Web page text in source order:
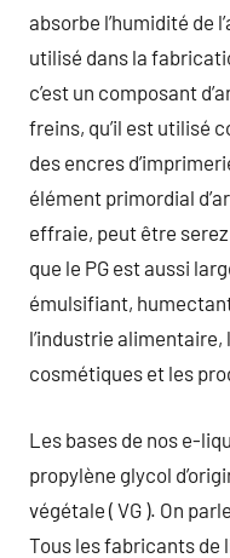
absorbe l’humidité de
utilisé dans la
c’est un composant
freins, qu’il est utilisé
des encres
élément primordial
effraie, peut être
que le PG est aussi
émulsifiant,
l’industrie
cosmétiques et les
Les bases de nos e-
propylène glycol
végétale ( VG ). On
Tous les fabricants de